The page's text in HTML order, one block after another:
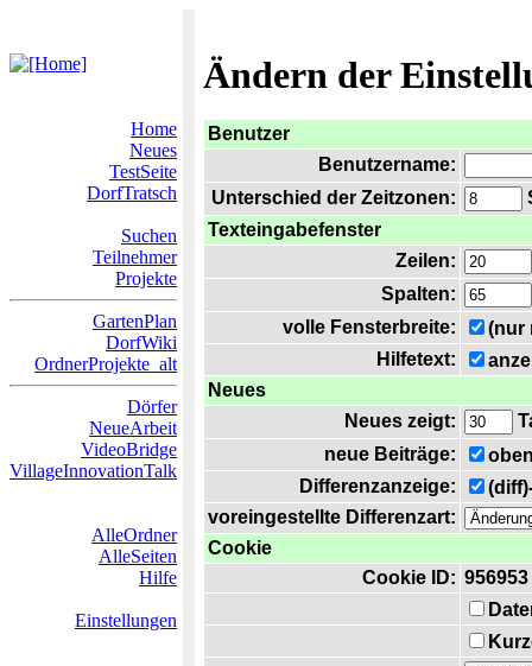
Ändern der
Home
Neues
TestSeite
DorfTratsch
Suchen
Teilnehmer
Projekte
GartenPlan
DorfWiki
OrdnerProjekte_alt
Dörfer
NeueArbeit
VideoBridge
VillageInnovationTalk
AlleOrdner
AlleSeiten
Hilfe
Einstellungen
Benutzer
Benutzername:
Unterschied der Zeitzonen:
Texteingabefenster
Zeilen:
Spalten:
volle Fensterbreite:
(nur
Hilfetext:
Neues
Neues zeigt:
neue Beiträge:
Differenzanzeige:
voreingestellte Differenzart:
Cookie
Cookie ID: 956953